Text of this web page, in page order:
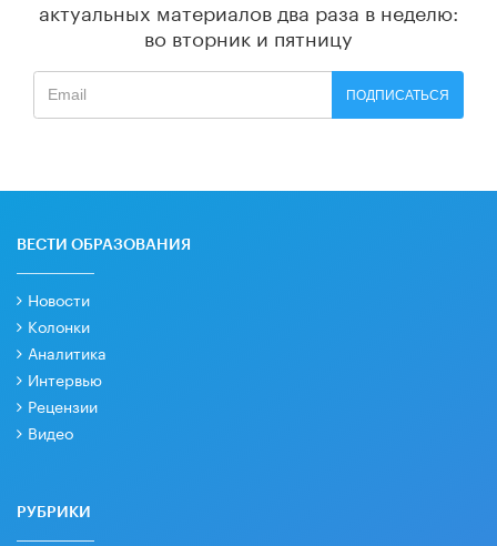
актуальных материалов два раза в неделю:
во вторник и пятницу
ПОДПИСАТЬСЯ
ВЕСТИ ОБРАЗОВАНИЯ
Новости
Колонки
Аналитика
Интервью
Рецензии
Видео
РУБРИКИ